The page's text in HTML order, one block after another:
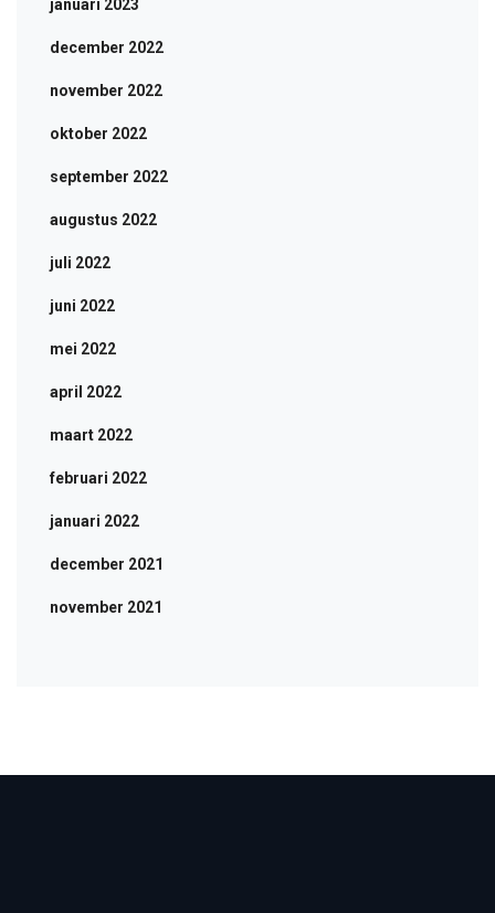
januari 2023
december 2022
november 2022
oktober 2022
september 2022
augustus 2022
juli 2022
juni 2022
mei 2022
april 2022
maart 2022
februari 2022
januari 2022
december 2021
november 2021